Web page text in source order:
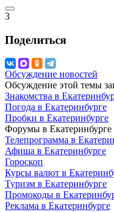
3
Поделиться
Обсуждение новостей
Обсуждение этой темы
Знакомства в
Погода в Екатеринбурге
Пробки в Екатеринбурге
Форумы в Екатеринбурге
Телепрограмма в
Афиша в Екатеринбурге
Гороскоп
Курсы валют в
Туризм в Екатеринбурге
Промокоды в
Реклама в Екатеринбурге